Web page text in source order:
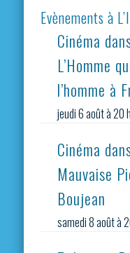
Evènements à
Cinéma
L’Homme
l’homme à
jeudi 6 août à 20
Cinéma
Mauvaise
Boujean
samedi 8 août à